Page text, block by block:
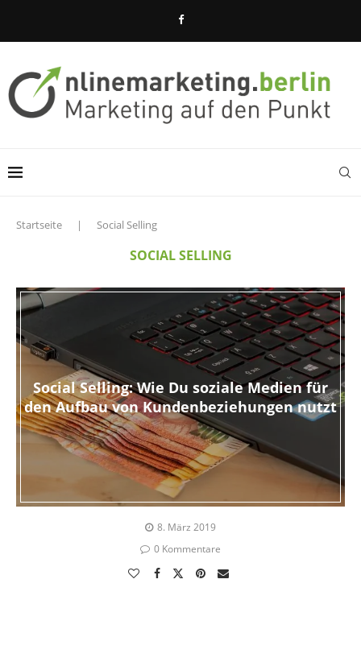
Startseite | Social Selling
SOCIAL SELLING
Social Selling: Wie Du soziale Medien für
den Aufbau von Kundenbeziehungen nutzt
8. März 2019
0 Kommentare